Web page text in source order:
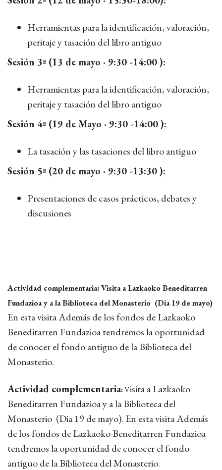
Herramientas para la identificación, valoración,
peritaje y tasación del libro antiguo
Sesión 3ª (13 de mayo · 9:30 -14:00 ):
Herramientas para la identificación, valoración,
peritaje y tasación del libro antiguo
Sesión 4ª (19 de Mayo · 9:30 -14:00 ):
La tasación y las tasaciones del libro antiguo
Sesión 5ª (20 de mayo · 9:30 -13:30 ):
Presentaciones de casos prácticos, debates y
discusiones
Actividad complementaria: Visita a Lazkaoko Beneditarren
Fundazioa y a la Biblioteca del Monasterio (Dia 19 de mayo)
En esta visita Además de los fondos de Lazkaoko
Beneditarren Fundazioa tendremos la oportunidad
de conocer el fondo antiguo de la Biblioteca del
Monasterio.
Actividad complementaria:Visita a Lazkaoko
Beneditarren Fundazioa y a la Biblioteca del
Monasterio (Dia 19 de mayo). En esta visita Además
de los fondos de Lazkaoko Beneditarren Fundazioa
tendremos la oportunidad de conocer el fondo
antiguo de la Biblioteca del Monasterio.